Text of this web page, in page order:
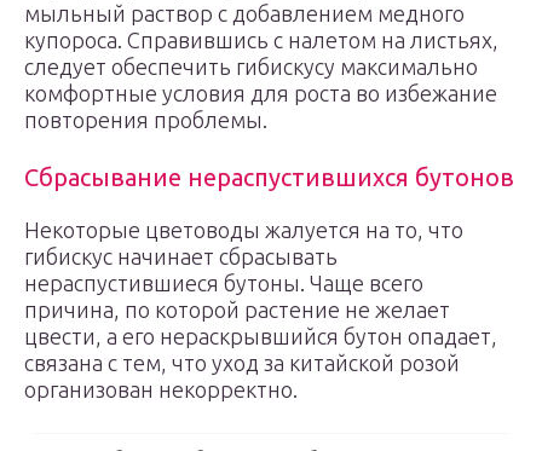
мыльный раствор с добавлением медного
купороса. Справившись с налетом на листьях,
следует обеспечить гибискусу максимально
комфортные условия для роста во избежание
повторения проблемы.
Сбрасывание нераспустившихся бутонов
Некоторые цветоводы жалуется на то, что
гибискус начинает сбрасывать
нераспустившиеся бутоны. Чаще всего
причина, по которой растение не желает
цвести, а его нераскрывшийся бутон опадает,
связана с тем, что уход за китайской розой
организован некорректно.